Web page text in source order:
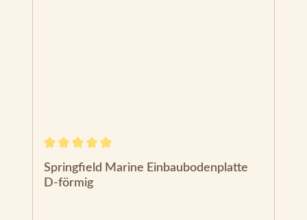
Durchschnittliche Bewertung von 5 von 5 Sternen
Springfield Marine Einbaubodenplatte
D-förmig